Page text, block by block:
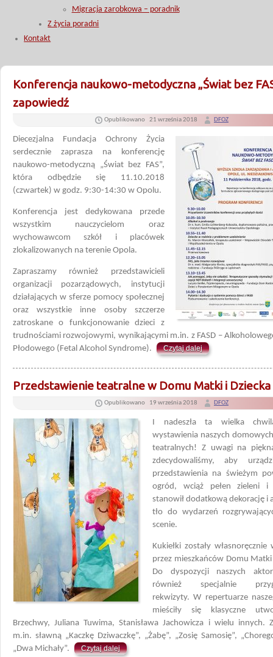
Migracja zarobkowa – poradnik
Z życia poradni
Kontakt
Konferencja naukowo-metodyczna „Świat bez
zapowiedź
Opublikowano 21 września 2018 DFOZ
Diecezjalna Fundacja Ochrony Życia
serdecznie zaprasza na konferencję
naukowo-metodyczną „Świat bez FAS”,
która odbędzie się 11.10.2018
(czwartek) w godz. 9:30-14:30 w Opolu.
Konferencja jest dedykowana przede
wszystkim nauczycielom oraz
wychowawcom szkół i placówek
zlokalizowanych na terenie Opola.
Zapraszamy również przedstawicieli
organizacji pozarządowych, instytucji
działających w sferze pomocy społecznej
oraz wszystkie inne osoby szczerze
zatroskane o funkcjonowanie dzieci z
trudnościami rozwojowymi, wynikającymi m.in. z FASD –
Płodowego (Fetal Alcohol Syndrome).
Czytaj dalej
Przedstawienie teatralne w Domu Matki i Dziecka
Opublikowano 19 września 2018 DFOZ
I nadeszła ta wielka
wystawienia naszych
teatralnych! Z uwagi na
zdecydowaliśmy, aby
przedstawienia na świeżym
ogród, wciąż pełen zieleni i
stanowił dodatkową dekorację i
tło do wydarzeń
scenie.
Kukiełki zostały własnoręcznie
przez mieszkańców Domu Matki
Do dyspozycji naszych
również specjalnie
rekwizyty. W repertuarze
mieściły się klasyczne
Brzechwy, Juliana Tuwima, Stanisława Jachowicza i wielu innych.
m.in. sławną „Kaczkę Dziwaczkę”, „Żabę”, „Zosię Samosię”,
„Dwa Michały”.
Czytaj dalej